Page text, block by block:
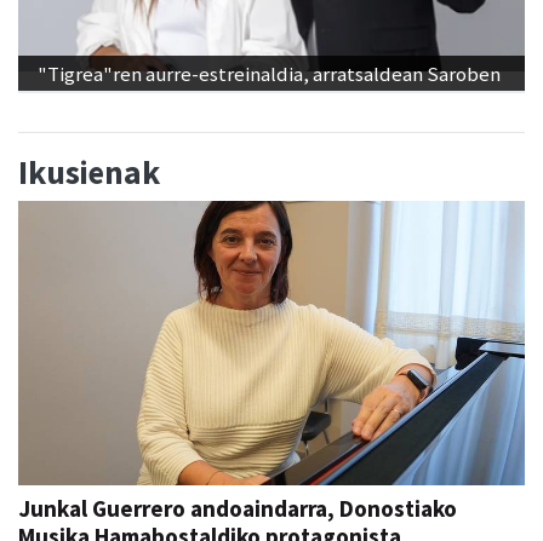
"Tigrea"ren aurre-estreinaldia, arratsaldean Saroben
Ikusienak
Junkal Guerrero andoaindarra, Donostiako